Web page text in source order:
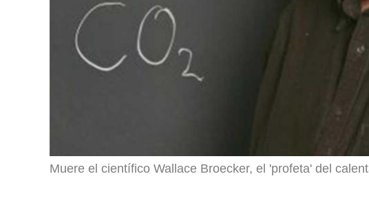
Muere el científico Wallace Broecker, el 'profeta' del